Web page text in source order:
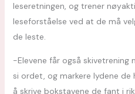
leseretningen, og trener
leseforståelse ved at de må
de leste.
-Elevene får også
si ordet, og markere lydene de
å skrive bokstavene de fant i